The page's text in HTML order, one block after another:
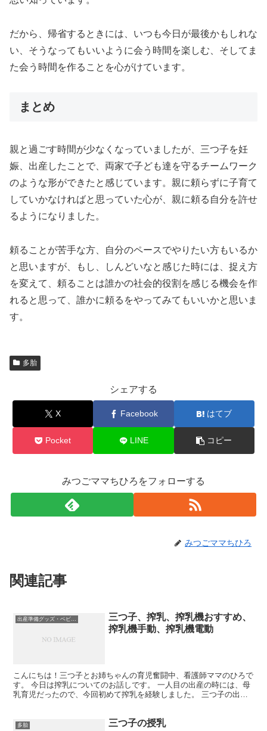
だから、帰省するときには、いつも今日が最後かもしれな
い、そうなってもいいように会う時間を楽しむ、そしてま
た会う時間を作ることを心がけています。
まとめ
親と過ごす時間が少なくなっていましたが、三つ子を妊
娠、出産したことで、両家で子ども達を守るチームワーク
のような形ができたと感じています。親に頼らずに子育て
していかなければと思っていた心が、親に頼る自分を許せ
るようになりました。
頼ることが苦手な方、自分のペースでやりたい方もいるか
と思いますが、もし、しんどいなと感じた時には、捉え方
を変えて、頼ることは誰かの社会的役割を感じる機会を作
れると思って、誰かに頼るをやってみてもいいかと思いま
す。
多胎
シェアする
X Facebook はてブ
Pocket LINE コピー
みつごママちひろをフォローする
みつごママちひろ
関連記事
出産準備グッズ・ベビーグッズ
三つ子、搾乳、搾乳機おすすめ、
搾乳機手動、搾乳機電動
こんにちは！三つ子とお姉ちゃんの育児奮闘中、看護師ママのひろで
す。 今日は搾乳についてのお話しです。 一人目の出産の時には、母
乳育児だったので、今回初めて搾乳を経験しました。 三つ子の出産
多胎 三つ子の授乳